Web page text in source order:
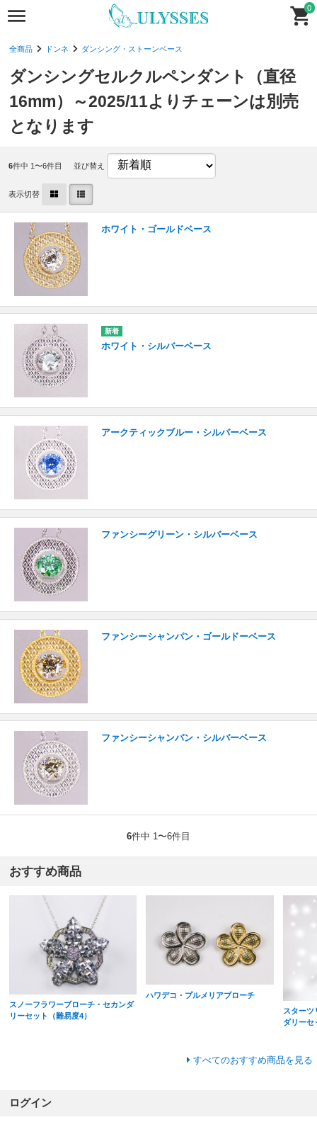
0
全商品 ドンネ ダンシング・ストーンベース
ダンシングセルクルペンダント（直径
16mm）～2025/11よりチェーンは別売
となります
6件中 1〜6件目 並び替え
表示切替
ホワイト・ゴールドベース
ホワイト・シルバーベース
アークティックブルー・シルバーベース
ファンシーグリーン・シルバーベース
ファンシーシャンパン・ゴールドーベース
ファンシーシャンパン・シルバーベース
6件中 1〜6件目
おすすめ商品
スノーフラワーブローチ・セカンダ
リーセット（難易度4）
ハワデコ・プルメリアブローチ
スターツ
ダリーセ
すべてのおすすめ商品を見る
ログイン